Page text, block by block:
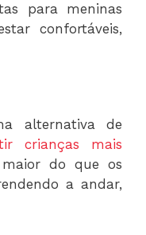
para meninas
confortáveis,
alternativa de
crianças mais
do que os
a andar,